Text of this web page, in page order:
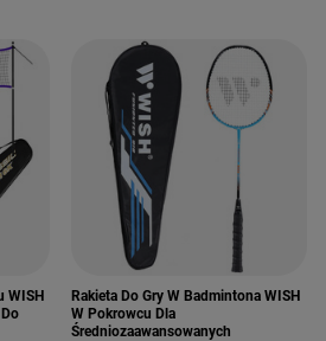
WISH
Rakieta Do Gry W Badmintona WISH
W Pokrowcu Dla
Średniozaawansowanych